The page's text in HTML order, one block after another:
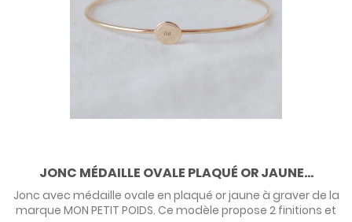
JONC MÉDAILLE OVALE PLAQUÉ OR JAUNE...
Jonc avec médaille ovale en plaqué or jaune à graver de la
marque MON PETIT POIDS. Ce modèle propose 2 finitions et